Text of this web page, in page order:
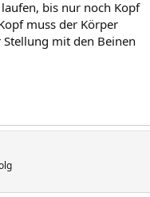
bis nur noch Kopf
muss der Körper
mit den Beinen